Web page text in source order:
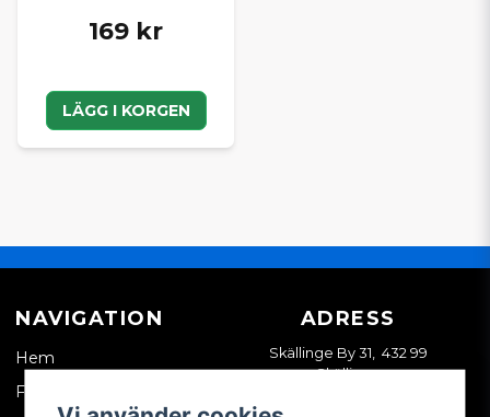
169 kr
LÄGG I KORGEN
NAVIGATION
Hem
Företagskund
ADRESS
Skällinge By 31, 432 99
Skällinge